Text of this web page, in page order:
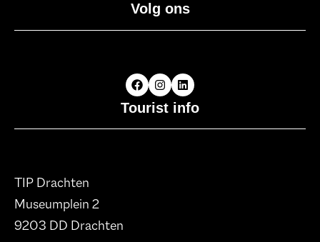
Volg ons
Tourist info
TIP Drachten
Museumplein 2
9203 DD Drachten